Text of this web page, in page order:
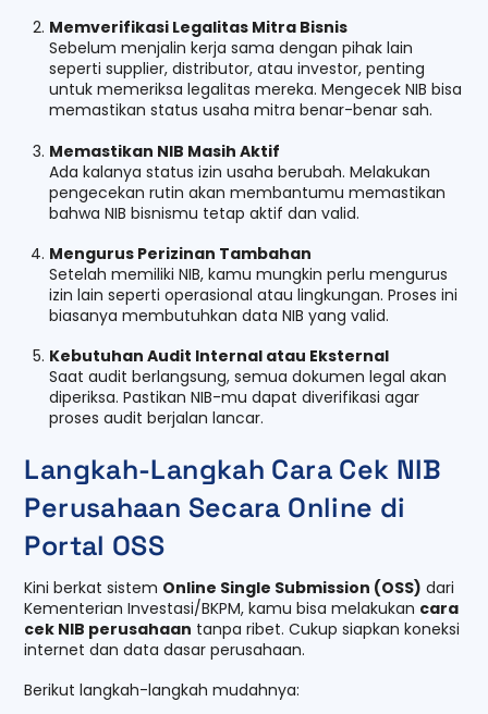
Memverifikasi Legalitas Mitra Bisnis
Sebelum menjalin kerja sama dengan pihak lain
seperti supplier, distributor, atau investor, penting
untuk memeriksa legalitas mereka. Mengecek NIB bisa
memastikan status usaha mitra benar-benar sah.
Memastikan NIB Masih Aktif
Ada kalanya status izin usaha berubah. Melakukan
pengecekan rutin akan membantumu memastikan
bahwa NIB bisnismu tetap aktif dan valid.
Mengurus Perizinan Tambahan
Setelah memiliki NIB, kamu mungkin perlu mengurus
izin lain seperti operasional atau lingkungan. Proses ini
biasanya membutuhkan data NIB yang valid.
Kebutuhan Audit Internal atau Eksternal
Saat audit berlangsung, semua dokumen legal akan
diperiksa. Pastikan NIB-mu dapat diverifikasi agar
proses audit berjalan lancar.
Langkah-Langkah Cara Cek NIB
Perusahaan Secara Online di
Portal OSS
Kini berkat sistem Online Single Submission (OSS) dari
Kementerian Investasi/BKPM, kamu bisa melakukan cara
cek NIB perusahaan tanpa ribet. Cukup siapkan koneksi
internet dan data dasar perusahaan.
Berikut langkah-langkah mudahnya: